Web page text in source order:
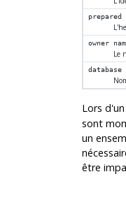
prepared
owner
Le
database
Lors
sont
un
être